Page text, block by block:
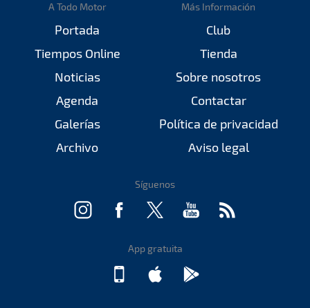
A Todo Motor
Portada
Tiempos Online
Noticias
Agenda
Galerías
Archivo
Más Información
Club
Tienda
Sobre nosotros
Contactar
Política de privacidad
Aviso legal
Síguenos
App gratuita